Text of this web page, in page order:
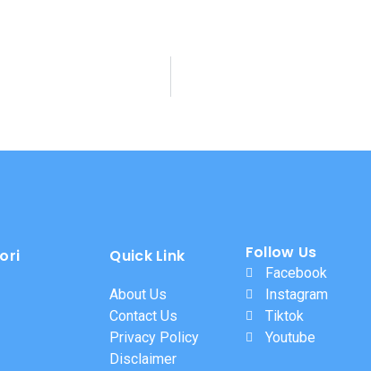
Quick Link
About Us
Contact Us
Privacy Policy
Disclaimer
Follow Us
Facebook
Instagram
Tiktok
Youtube